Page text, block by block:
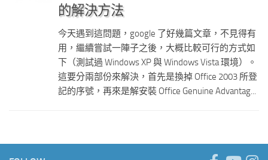
的解決方法
今天遇到這問題，google 了好幾篇文章，不見得有
用，繼續嘗試一陣子之後，大概比較可行的方式如
下（測試過 Windows XP 與 Windows Vista 環境）。
這要分兩部份來解決，首先是換掉 Office 2003 所登
記的序號，再來是解安裝 Office Genuine Advantag...